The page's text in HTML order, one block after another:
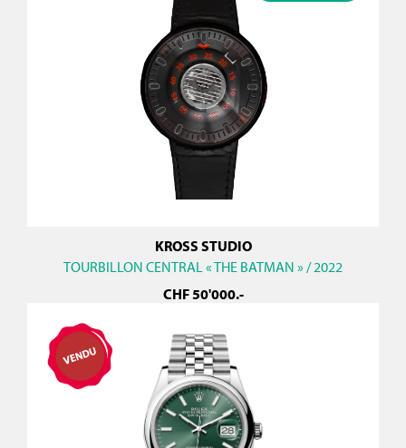
KROSS STUDIO
TOURBILLON CENTRAL « THE BATMAN » / 2022
CHF50'000.-